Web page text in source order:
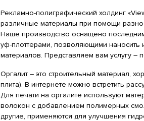
Рекламно-полиграфический холдинг
различные материалы при помощи
Наше производство оснащено
уф-плоттерами, позволяющими
материалов. Представляем вам услугу –
Оргалит – это строительный материал,
плита). В интернете можно встретить
Для печати на оргалите используют
волокон с добавлением полимерных
другие, применяются для улучшения